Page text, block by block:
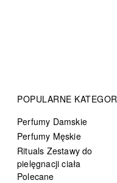
POPULARNE
Perfumy Damskie
Perfumy Męskie
Rituals Zestawy do
pielęgnacji ciała
Polecane